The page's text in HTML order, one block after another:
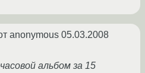
anonymous 05.03.2008
альбом за 15